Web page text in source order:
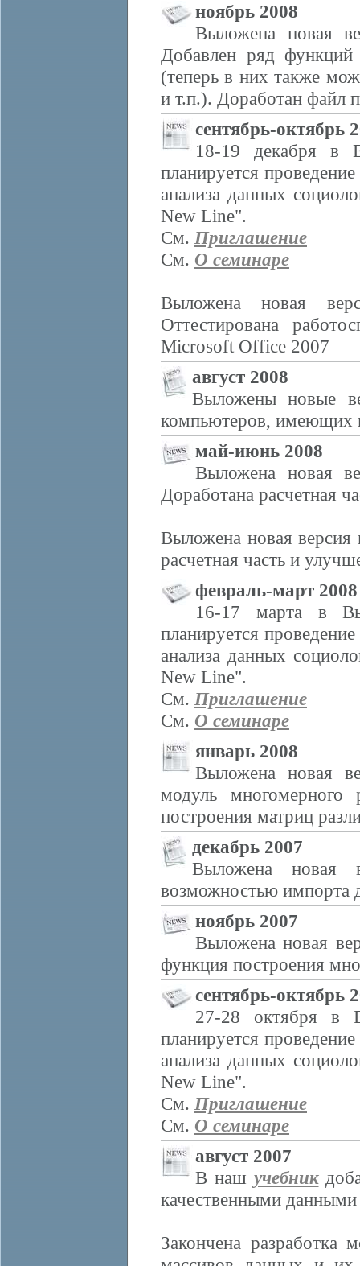
ноябрь 2008
Выложена новая
Добавлен ряд
(теперь в них также
и т.п.). Доработан файл
сентябрь-октябрь
18-19 декабря
планируется
анализа данных
New Line".
См. Приглашение
См. О семинаре
Выложена новая
Оттестирована
Microsoft Office 2007
август 2008
Выложены новые
компьютеров, имеющих
май-июнь 2008
Выложена новая
Доработана расчетная
Выложена новая
расчетная часть и
февраль-март 2008
16-17 марта в
планируется
анализа данных
New Line".
См. Приглашение
См. О семинаре
январь 2008
Выложена новая
модуль многомерного
построения матриц
декабрь 2007
Выложена новая
возможностью импорта
ноябрь 2007
Выложена новая
функция построения
сентябрь-октябрь
27-28 октября
планируется
анализа данных
New Line".
См. Приглашение
См. О семинаре
август 2007
В наш учебник
качественными данными
Закончена разработка